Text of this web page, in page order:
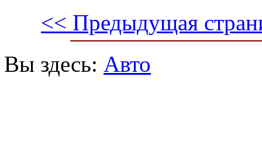
<< Предыдущая
Вы здесь: Авто